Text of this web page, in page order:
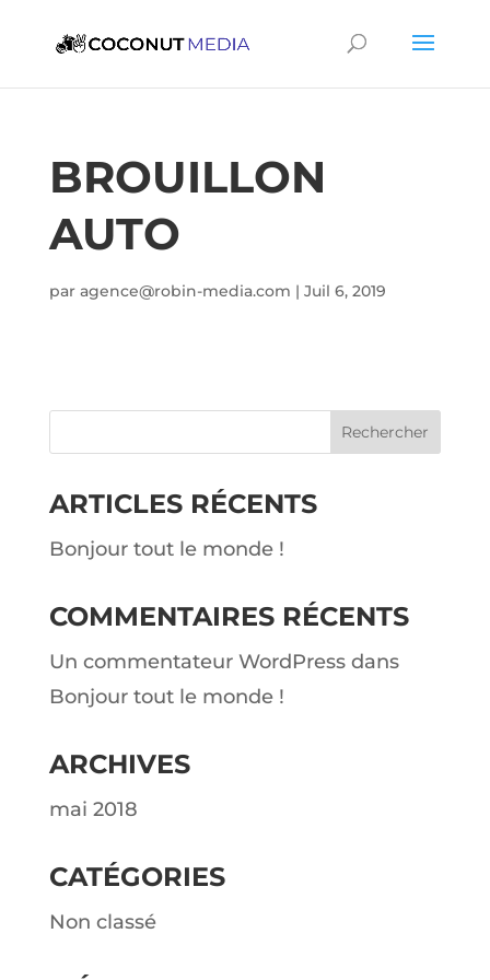
BROUILLON
AUTO
par agence@robin-media.com | Juil 6, 2019
ARTICLES RÉCENTS
Bonjour tout le monde !
COMMENTAIRES RÉCENTS
Un commentateur WordPressdans
Bonjour tout le monde !
ARCHIVES
mai 2018
CATÉGORIES
Non classé